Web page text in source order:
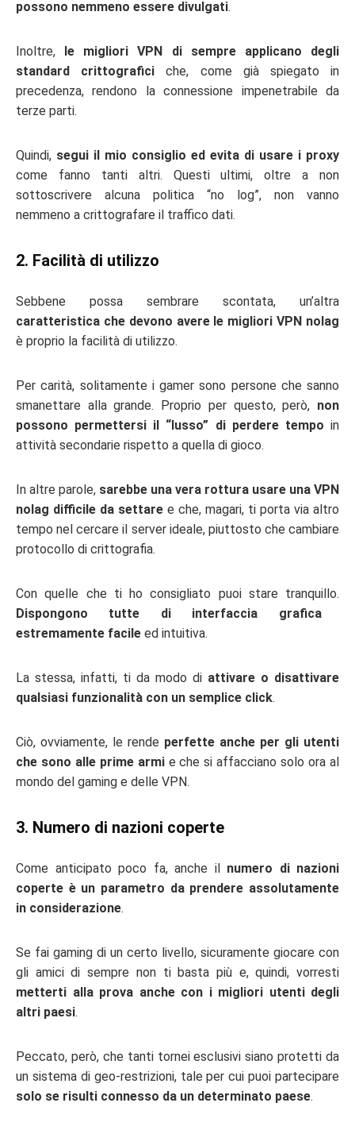
possono nemmeno essere divulgati.
Inoltre, le migliori VPN di sempre applicano degli
standard crittografici che, come già spiegato in
precedenza, rendono la connessione impenetrabile da
terze parti.
Quindi, segui il mio consiglio ed evita di usare i proxy
come fanno tanti altri. Questi ultimi, oltre a non
sottoscrivere alcuna politica “no log”, non vanno
nemmeno a crittografare il traffico dati.
2. Facilità di utilizzo
Sebbene possa sembrare scontata, un’altra
caratteristica che devono avere le migliori VPN nolag
è proprio la facilità di utilizzo.
Per carità, solitamente i gamer sono persone che sanno
smanettare alla grande. Proprio per questo, però, non
possono permettersi il “lusso” di perdere tempo in
attività secondarie rispetto a quella di gioco.
In altre parole, sarebbe una vera rottura usare una VPN
nolag difficile da settare e che, magari, ti porta via altro
tempo nel cercare il server ideale, piuttosto che cambiare
protocollo di crittografia.
Con quelle che ti ho consigliato puoi stare tranquillo.
Dispongono tutte di interfaccia grafica
estremamente facile ed intuitiva.
La stessa, infatti, ti da modo di attivare o disattivare
qualsiasi funzionalità con un semplice click.
Ciò, ovviamente, le rende perfette anche per gli utenti
che sono alle prime armie che si affacciano solo ora al
mondo del gaming e delle VPN.
3. Numero di nazioni coperte
Come anticipato poco fa, anche ilnumero di nazioni
coperte è un parametro da prendere assolutamente
in considerazione.
Se fai gaming di un certo livello, sicuramente giocare con
gli amici di sempre non ti basta più e, quindi, vorresti
metterti alla prova anche con i migliori utenti degli
altri paesi.
Peccato, però, che tanti tornei esclusivi siano protetti da
un sistema di geo-restrizioni, tale per cui puoi partecipare
solo se risulti connesso da un determinato paese.